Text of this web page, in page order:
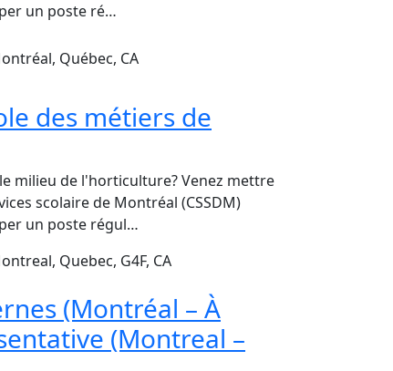
un poste ré…
Québec, CA
des métiers de
milieu de l'horticulture? Venez mettre
scolaire de Montréal (CSSDM)
un poste régul…
Quebec, G4F, CA
(Montréal – À
(Montreal –